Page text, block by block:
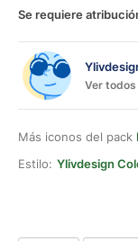
Se requiere
Ver
Más iconos del pack
Estilo: Ylivdesign